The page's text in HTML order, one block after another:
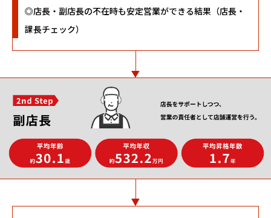
◎店長・副店長の不在時も安定営業ができる結果（店長・
課長チェック）